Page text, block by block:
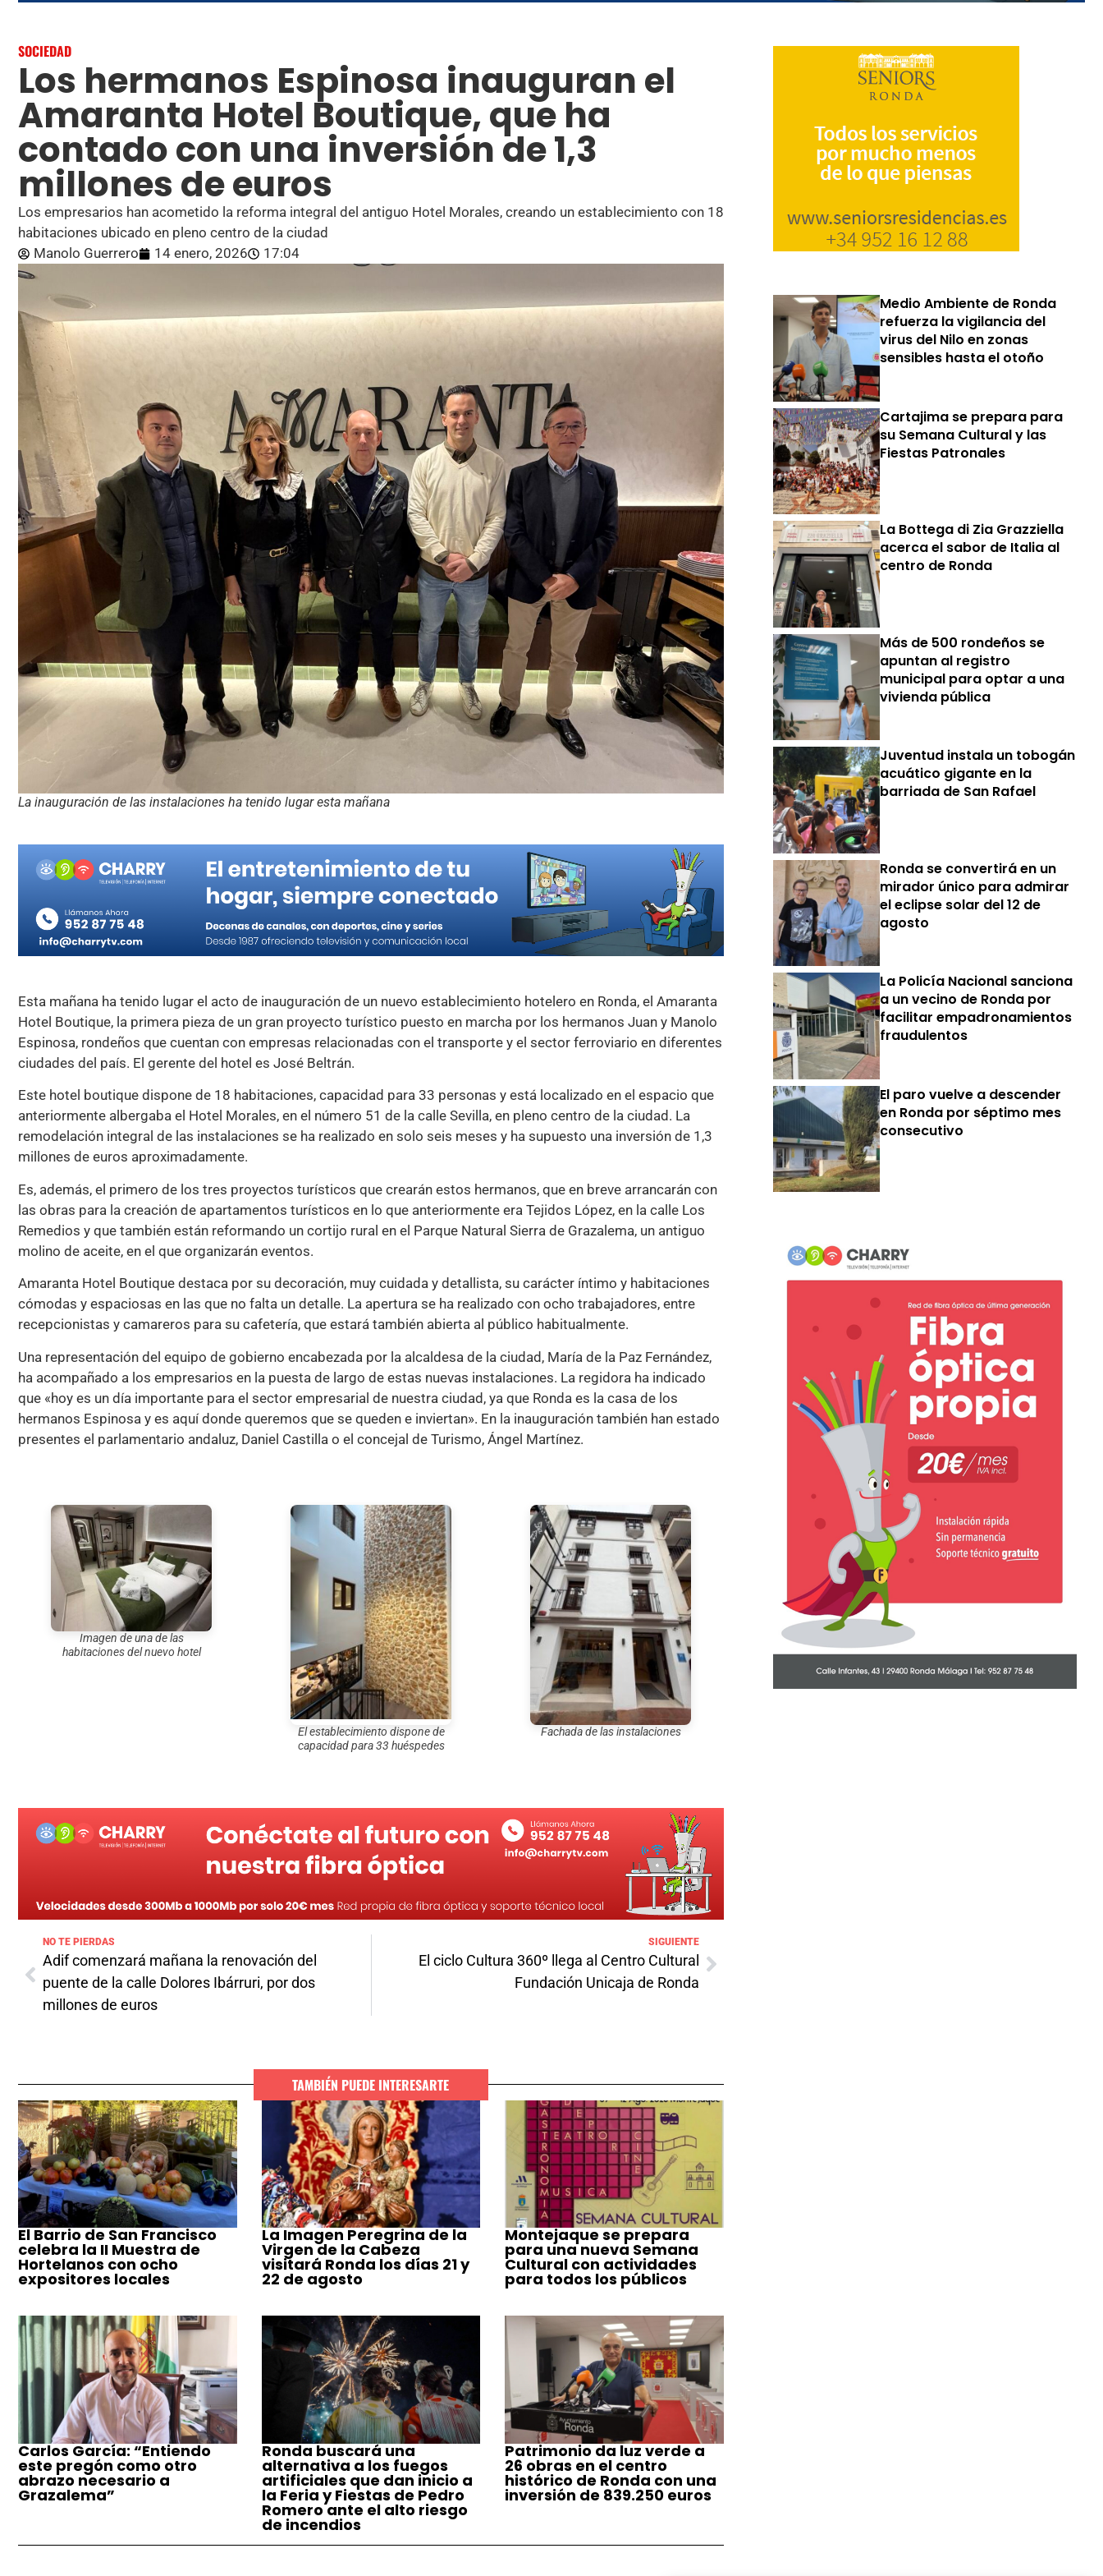
SOCIEDAD
Los hermanos Espinosa inauguran el
Amaranta Hotel Boutique, que ha
contado con una inversión de 1,3
millones de euros
Los empresarios han acometido la reforma integral del antiguo Hotel Morales, creando un establecimiento con 18
habitaciones ubicado en pleno centro de la ciudad
Manolo Guerrero
14 enero, 2026 17:04
La inauguración de las instalaciones ha tenido lugar esta mañana
Esta mañana ha tenido lugar el acto de inauguración de un nuevo establecimiento hotelero en Ronda, el Amaranta
Hotel Boutique, la primera pieza de un gran proyecto turístico puesto en marcha por los hermanos Juan y Manolo
Espinosa, rondeños que cuentan con empresas relacionadas con el transporte y el sector ferroviario en diferentes
ciudades del país. El gerente del hotel es José Beltrán.
Este hotel boutique dispone de 18 habitaciones, capacidad para 33 personas y está localizado en el espacio que
anteriormente albergaba el Hotel Morales, en el número 51 de la calle Sevilla, en pleno centro de la ciudad. La
remodelación integral de las instalaciones se ha realizado en solo seis meses y ha supuesto una inversión de 1,3
millones de euros aproximadamente.
Es, además, el primero de los tres proyectos turísticos que crearán estos hermanos, que en breve arrancarán con
las obras para la creación de apartamentos turísticos en lo que anteriormente era Tejidos López, en la calle Los
Remedios y que también están reformando un cortijo rural en el Parque Natural Sierra de Grazalema, un antiguo
molino de aceite, en el que organizarán eventos.
Amaranta Hotel Boutique destaca por su decoración, muy cuidada y detallista, su carácter íntimo y habitaciones
cómodas y espaciosas en las que no falta un detalle. La apertura se ha realizado con ocho trabajadores, entre
recepcionistas y camareros para su cafetería, que estará también abierta al público habitualmente.
Una representación del equipo de gobierno encabezada por la alcaldesa de la ciudad, María de la Paz Fernández,
ha acompañado a los empresarios en la puesta de largo de estas nuevas instalaciones. La regidora ha indicado
que «hoy es un día importante para el sector empresarial de nuestra ciudad, ya que Ronda es la casa de los
hermanos Espinosa y es aquí donde queremos que se queden e inviertan». En la inauguración también han estado
presentes el parlamentario andaluz, Daniel Castilla o el concejal de Turismo, Ángel Martínez.
Imagen de una de las
habitaciones del nuevo hotel
El establecimiento dispone de
capacidad para 33 huéspedes
Fachada de las instalaciones
NO TE PIERDAS
Adif comenzará mañana la renovación del
puente de la calle Dolores Ibárruri, por dos
millones de euros
SIGUIENTE
El ciclo Cultura 360º llega al Centro Cultural
Fundación Unicaja de Ronda
TAMBIÉN PUEDE INTERESARTE
El Barrio de San Francisco
celebra la II Muestra de
Hortelanos con ocho
expositores locales
La Imagen Peregrina de la
Virgen de la Cabeza
visitará Ronda los días 21 y
22 de agosto
Montejaque se prepara
para una nueva Semana
Cultural con actividades
para todos los públicos
Carlos García: “Entiendo
este pregón como otro
abrazo necesario a
Grazalema”
Ronda buscará una
alternativa a los fuegos
artificiales que dan inicio a
la Feria y Fiestas de Pedro
Romero ante el alto riesgo
de incendios
Patrimonio da luz verde a
26 obras en el centro
histórico de Ronda con una
inversión de 839.250 euros
Medio Ambiente de Ronda
refuerza la vigilancia del
virus del Nilo en zonas
sensibles hasta el otoño
Cartajima se prepara para
su Semana Cultural y las
Fiestas Patronales
La Bottega di Zia Grazziella
acerca el sabor de Italia al
centro de Ronda
Más de 500 rondeños se
apuntan al registro
municipal para optar a una
vivienda pública
Juventud instala un tobogán
acuático gigante en la
barriada de San Rafael
Ronda se convertirá en un
mirador único para admirar
el eclipse solar del 12 de
agosto
La Policía Nacional sanciona
a un vecino de Ronda por
facilitar empadronamientos
fraudulentos
El paro vuelve a descender
en Ronda por séptimo mes
consecutivo